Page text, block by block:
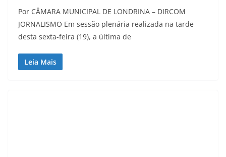
Por CÂMARA MUNICIPAL DE LONDRINA – DIRCOM
JORNALISMO Em sessão plenária realizada na tarde
desta sexta-feira (19), a última de
Leia Mais